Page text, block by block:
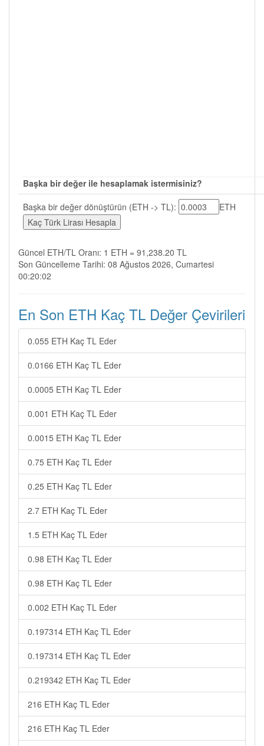
Başka bir değer ile hesaplamak istermisiniz?
Başka bir değer dönüştürün (ETH -> TL):
ETH
Güncel ETH/TL Oranı: 1 ETH = 91,238.20 TL
Son Güncelleme Tarihi: 08 Ağustos 2026, Cumartesi
00:20:02
En Son ETH Kaç TL Değer Çevirileri
0.055 ETH Kaç TL Eder
0.0166 ETH Kaç TL Eder
0.0005 ETH Kaç TL Eder
0.001 ETH Kaç TL Eder
0.0015 ETH Kaç TL Eder
0.75 ETH Kaç TL Eder
0.25 ETH Kaç TL Eder
2.7 ETH Kaç TL Eder
1.5 ETH Kaç TL Eder
0.98 ETH Kaç TL Eder
0.98 ETH Kaç TL Eder
0.002 ETH Kaç TL Eder
0.197314 ETH Kaç TL Eder
0.197314 ETH Kaç TL Eder
0.219342 ETH Kaç TL Eder
216 ETH Kaç TL Eder
216 ETH Kaç TL Eder